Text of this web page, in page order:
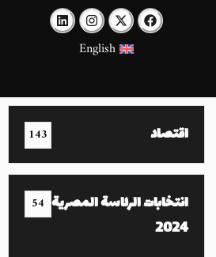
English
اقتصاد 143
انتخابات الرئاسة المصرية
2024
54